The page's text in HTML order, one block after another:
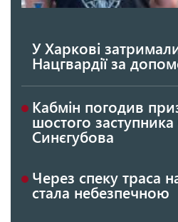
У Харкові
Нацгвардії за
Кабмін погодив
шостого заступника
Синєгубова
Через спеку траса
стала небезпечною